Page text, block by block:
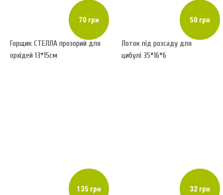
70 грн
Горщик СТЕЛЛА прозорий для
орхідей 13*15см
50 грн
Лоток під розсаду для
цибулі 35*16*6
135 грн 32 грн